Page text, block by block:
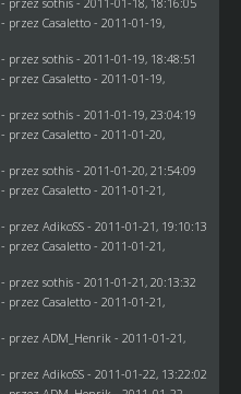
- przez Casaletto- 2011-01-19,
- przez sothis- 2011-01-19, 18:48:51
- przez Casaletto- 2011-01-19,
- przez sothis- 2011-01-19, 23:04:19
- przez Casaletto- 2011-01-20,
- przez sothis- 2011-01-20, 21:54:09
- przez Casaletto- 2011-01-21,
- przez AdikoSS - 2011-01-21, 19:10:13
- przez Casaletto- 2011-01-21,
- przez sothis- 2011-01-21, 20:13:32
- przez Casaletto- 2011-01-21,
- przez ADM_Henrik - 2011-01-21,
- przez AdikoSS - 2011-01-22, 13:22:02